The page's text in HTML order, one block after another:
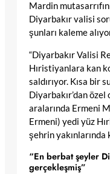
Mardin
Diyarbakır valisi
şunları kaleme
“Diyarbakır Valisi
Hıristiyanlara kan
saldırıyor. Kısa bir
Diyarbakır’dan
aralarında Ermeni
Ermeni) yedi yüz
şehrin yakınlarında
“En berbat şeyler
gerçekleşmiş”